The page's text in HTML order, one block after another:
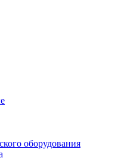
оборудования